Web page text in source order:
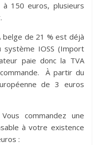
à 150 euros, plusieurs
belge de 21 % est déjà
système IOSS (Import
paie donc la TVA
À partir du
de 3 euros
commandez une
à votre existence
: